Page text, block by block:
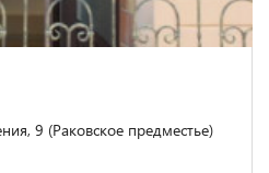
9 (Раковское предместье)